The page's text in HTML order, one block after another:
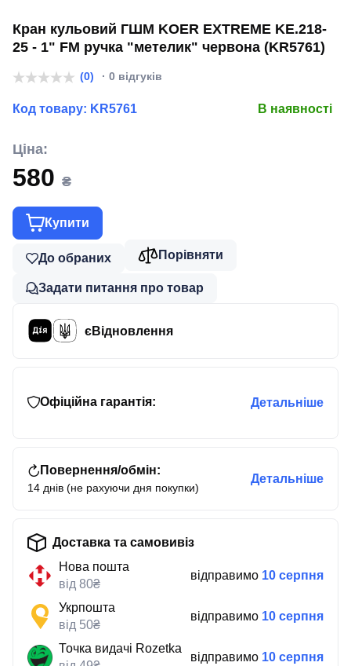
Кран кульовий ГШМ KOER EXTREME KE.218-
25 - 1" FM ручка "метелик" червона (KR5761)
(0) · 0 відгуків
Код товару: KR5761 В наявності
Ціна:
580 ₴
Купити
До обраних Порівняти
Задати питання про товар
єВідновлення
Офіційна гарантія: Детальніше
Повернення/обмін:
14 днів (не рахуючи дня покупки)
Детальніше
Доставка та самовивіз
Нова пошта
від 80₴
відправимо 10 серпня
Укрпошта
від 50₴
відправимо 10 серпня
Точка видачі Rozetka
відправимо 10 серпня